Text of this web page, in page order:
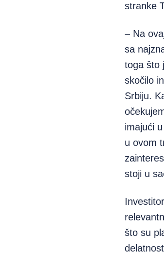
stranke
– Na
sa
toga što
skočilo
Srbiju.
imajući
u ovom
stoji u
što su